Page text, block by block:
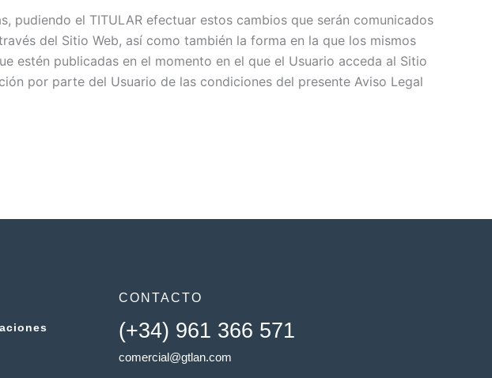
pudiendo el TITULAR efectuar estos cambios que serán comunicados
del Sitio Web, así como también la forma en la que los mismos
estén publicadas en el momento en el que el Usuario acceda al Sitio
por parte del Usuario de las condiciones del presente Aviso Legal
CONTACTO
(+34) 961 366 571
comercial@gtlan.com